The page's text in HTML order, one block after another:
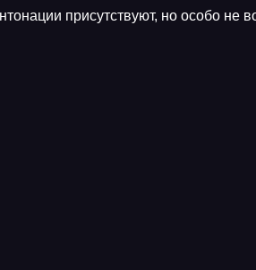
присутствуют, но особо не